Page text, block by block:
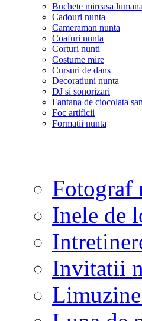
Buchete mireasa
Cadouri nunta
Cameraman nunta
Coafuri nunta
Corturi nunti
Costume mire
Cursuri de dans
Decoratiuni nunta
DJ si sonorizari
Fantana de ciocolata
Foc artificii
Formatii nunta
Fotograf
Inele de
Invitatii